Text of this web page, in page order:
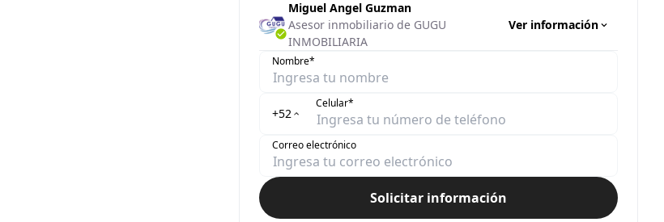
Miguel Angel Guzman
Asesor inmobiliario de GUGU
INMOBILIARIA
Ver información
Nombre*
+52
Celular*
Correo electrónico
Solicitar información